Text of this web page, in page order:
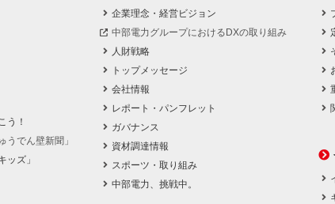
う！
うでん壁新聞」
ッズ」
企業理念・経営ビジョン
中部電力グループにおけるDXの取り組み
人財戦略
トップメッセージ
会社情報
レポート・パンフレット
ガバナンス
資材調達情報
スポーツ・取り組み
中部電力、挑戦中。